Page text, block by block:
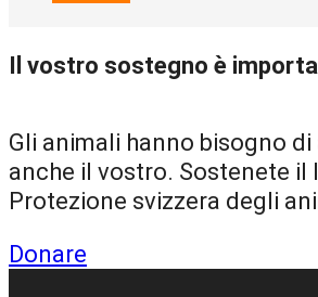
e
o
o
k
t
g
r
a
T
b
e
Il vostro sostegno è
Gli animali hanno bisogno di
anche il vostro. Sostenete il
Protezione svizzera degli
Donare